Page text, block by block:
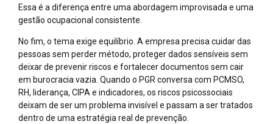
Essa é a diferença entre uma abordagem improvisada e uma
gestão ocupacional consistente.
No fim, o tema exige equilíbrio. A empresa precisa cuidar das
pessoas sem perder método, proteger dados sensíveis sem
deixar de prevenir riscos e fortalecer documentos sem cair
em burocracia vazia. Quando o PGR conversa com PCMSO,
RH, liderança, CIPA e indicadores, os riscos psicossociais
deixam de ser um problema invisível e passam a ser tratados
dentro de uma estratégia real de prevenção.